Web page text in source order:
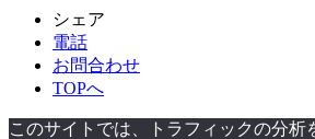
シェア
電話
お問合わせ
TOPへ
このサイトでは、トラフィックの分析